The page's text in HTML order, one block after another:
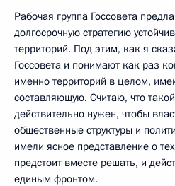
Рабочая группа Госсовета
долгосрочную стратегию
территорий. Под этим, как я
Госсовета и понимают как раз
именно территорий в целом,
составляющую. Считаю, что
действительно нужен, чтобы
общественные структуры и
имели ясное представление о
предстоит вместе решать, и
единым фронтом.